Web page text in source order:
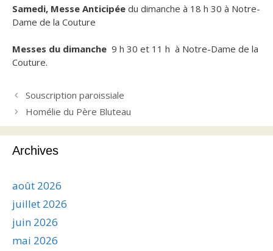
Samedi, Messe Anticipée du dimanche à 18 h 30 à Notre-
Dame de la Couture
Messes du dimanche 9 h 30 et 11 h à Notre-Dame de la
Couture.
Souscription paroissiale
Homélie du Père Bluteau
Archives
août 2026
juillet 2026
juin 2026
mai 2026